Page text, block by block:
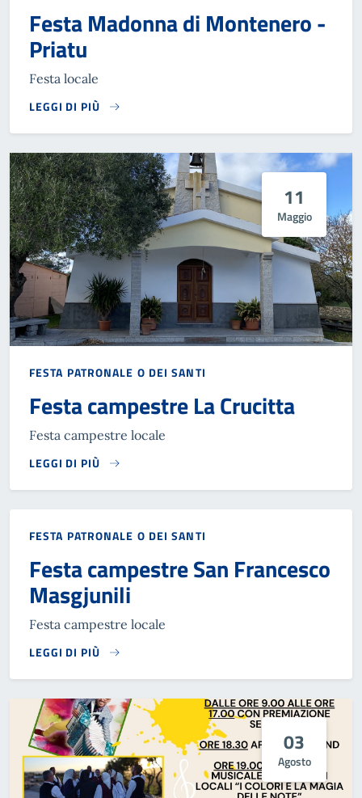
Festa Madonna di Montenero -
Priatu
Festa locale
LEGGI DI PIÙ
11
Maggio
FESTA PATRONALE O DEI SANTI
Festa campestre La Crucitta
Festa campestre locale
LEGGI DI PIÙ
FESTA PATRONALE O DEI SANTI
Festa campestre San Francesco
Masgjunili
Festa campestre locale
LEGGI DI PIÙ
03
Agosto